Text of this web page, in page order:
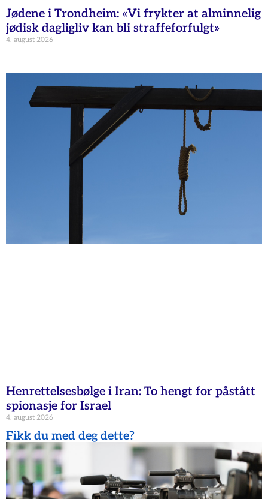
Jødene i Trondheim: «Vi frykter at alminnelig
jødisk dagligliv kan bli straffeforfulgt»
4. august 2026
Henrettelsesbølge i Iran: To hengt for påstått
spionasje for Israel
4. august 2026
Fikk du med deg dette?